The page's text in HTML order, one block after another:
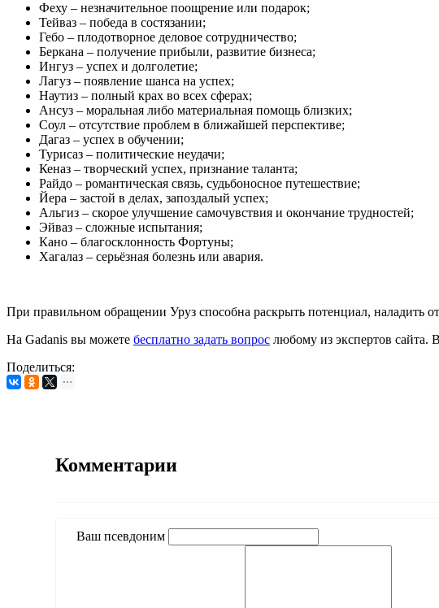
Феху – незначительное поощрение или подарок;
Тейваз – победа в состязании;
Гебо – плодотворное деловое сотрудничество;
Беркана – получение прибыли, развитие бизнеса;
Ингуз – успех и долголетие;
Лагуз – появление шанса на успех;
Наутиз – полный крах во всех сферах;
Ансуз – моральная либо материальная помощь близких;
Соул – отсутствие проблем в ближайшей перспективе;
Дагаз – успех в обучении;
Турисаз – политические неудачи;
Кеназ – творческий успех, признание таланта;
Райдо – романтическая связь, судьбоносное путешествие;
Йера – застой в делах, запоздалый успех;
Альгиз – скорое улучшение самочувствия и окончание трудностей;
Эйваз – сложные испытания;
Кано – благосклонность Фортуны;
Хагалаз – серьёзная болезнь или авария.
При правильном обращении Уруз способна раскрыть потенциал, наладить
На Gadanis вы можете бесплатно задать вопрос любому из экспертов
Поделиться:
Комментарии
Ваш псевдоним